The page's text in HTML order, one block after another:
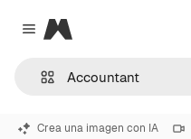
Close menu
Magnific
Crea una imagen con IA